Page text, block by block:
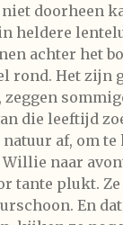
doorheen
heldere
achter het
rond. Het zijn
die leeftijd
af, om
Willie naar
tante plukt. Ze
En